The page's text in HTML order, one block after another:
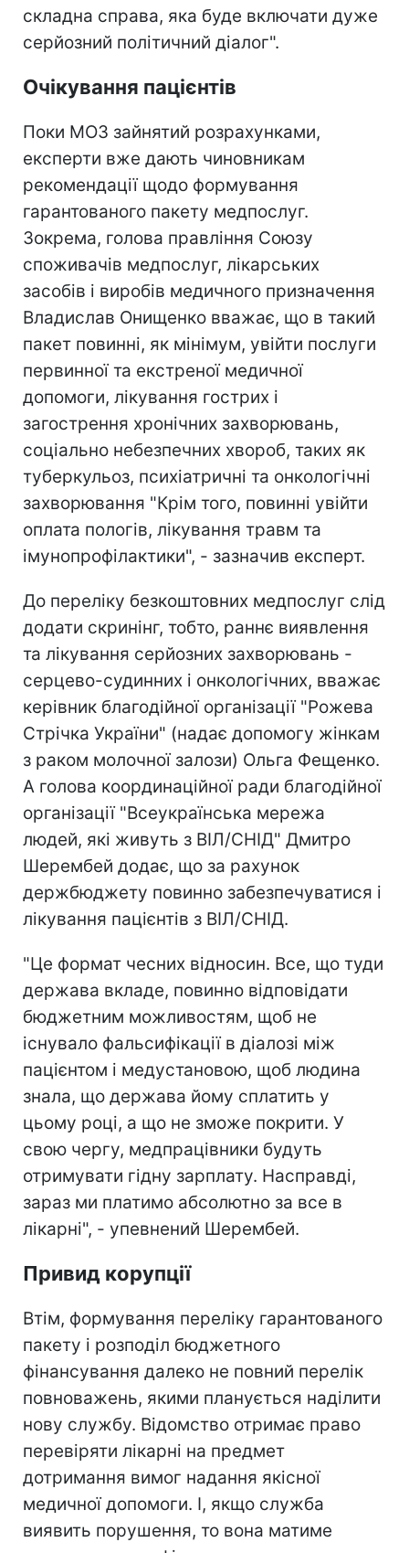
складна справа, яка буде включати дуже
серйозний політичний діалог".
Очікування пацієнтів
Поки МОЗ зайнятий розрахунками,
експерти вже дають чиновникам
рекомендації щодо формування
гарантованого пакету медпослуг.
Зокрема, голова правління Союзу
споживачів медпослуг, лікарських
засобів і виробів медичного призначення
Владислав Онищенко вважає, що в такий
пакет повинні, як мінімум, увійти послуги
первинної та екстреної медичної
допомоги, лікування гострих і
загострення хронічних захворювань,
соціально небезпечних хвороб, таких як
туберкульоз, психіатричні та онкологічні
захворювання "Крім того, повинні увійти
оплата пологів, лікування травм та
імунопрофілактики", - зазначив експерт.
До переліку безкоштовних медпослуг слід
додати скринінг, тобто, раннє виявлення
та лікування серйозних захворювань -
серцево-судинних і онкологічних, вважає
керівник благодійної організації "Рожева
Стрічка України" (надає допомогу жінкам
з раком молочної залози) Ольга Фещенко.
А голова координаційної ради благодійної
організації "Всеукраїнська мережа
людей, які живуть з ВІЛ/СНІД" Дмитро
Шерембей додає, що за рахунок
держбюджету повинно забезпечуватися і
лікування пацієнтів з ВІЛ/СНІД.
"Це формат чесних відносин. Все, що туди
держава вкладе, повинно відповідати
бюджетним можливостям, щоб не
існувало фальсифікації в діалозі між
пацієнтом і медустановою, щоб людина
знала, що держава йому сплатить у
цьому році, а що не зможе покрити. У
свою чергу, медпрацівники будуть
отримувати гідну зарплату. Насправді,
зараз ми платимо абсолютно за все в
лікарні", - упевнений Шерембей.
Привид корупції
Втім, формування переліку гарантованого
пакету і розподіл бюджетного
фінансування далеко не повний перелік
повноважень, якими планується наділити
нову службу. Відомство отримає право
перевіряти лікарні на предмет
дотримання вимог надання якісної
медичної допомоги. І, якщо служба
виявить порушення, то вона матиме